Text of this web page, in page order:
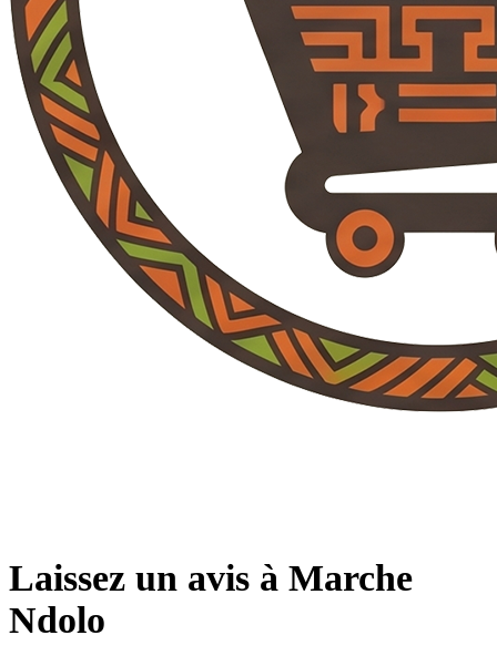
Laissez un avis à Marche
Ndolo